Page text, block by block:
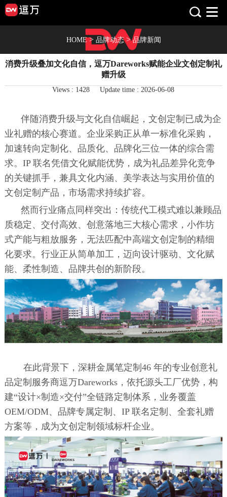
HOME> 品牌动态>品牌新闻
消费升级叠加文化自信，逗万Dareworks赋能企业文创定制礼
赠升级
Views : 1428 Update time : 2026-06-08
伴随消费升级与文化自信崛起，文创定制已成为企
业礼赠的核心赛道。企业采购正从单一标准化采购，
加速转向定制化、品质化、品牌化三位一体的综合需
求。IP 联名凭借文化赋能优势，成为礼品差异化竞争
的关键抓手，兼具文化内涵、美学表达与实用价值的
文创定制产品，市场需求持续扩容。
然而行业痛点同样突出：传统代工模式难以兼顾品
质稳定、交付高效、创意落地三大核心需求，小作坊
式产能与粗放服务，无法匹配中高端文创定制的精细
化要求。行业正从简单加工，迈向设计驱动、文化赋
能、柔性制造、品牌共创的新阶段。
在此背景下，深耕金属笔定制46 年的专业创意礼
品定制服务商逗万Dareworks，依托源头工厂优势，构
建“设计×制造×交付”全链路定制体系，业务覆盖
OEM/ODM、品牌专属定制、IP 联名定制、全套礼赠
方案等，成为文创定制领域标杆企业。